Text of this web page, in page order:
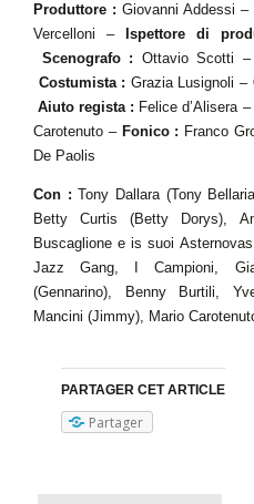
Produttore : Giovanni Addessi –
Vercelloni –
Ispettore di
Scenografo : Ottavio Scotti –
Costumista : Grazia Lusignoli –
Aiuto regista : Felice d’Alisera –
Carotenuto – Fonico : Franco
De Paolis
Con :Tony Dallara (Tony
Betty Curtis (Betty Dorys),
Buscaglione e is suoi
Jazz Gang, I Campioni,
(Gennarino), Benny Burtili,
Mancini (Jimmy), Mario
PARTAGER CET ARTICLE
Partager